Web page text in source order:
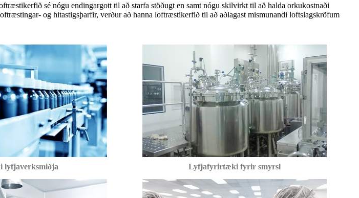
sé nógu endingargott til að starfa stöðugt en samt nógu skilvirkt til að halda orkukostnaði
og hitastigsþarfir, verður að hanna loftræstikerfið til að aðlagast mismunandi loftslagskröfum
lyfjaverksmiðja Lyfjafyrirtæki fyrir smyrsl